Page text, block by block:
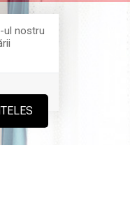
ul nostru